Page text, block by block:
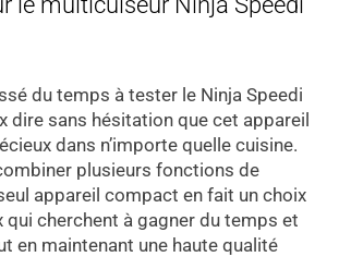
du temps à tester le Ninja Speedi
dire sans hésitation que cet appareil
dans n’importe quelle cuisine.
plusieurs fonctions de
appareil compact en fait un choix
qui cherchent à gagner du temps et
en maintenant une haute qualité